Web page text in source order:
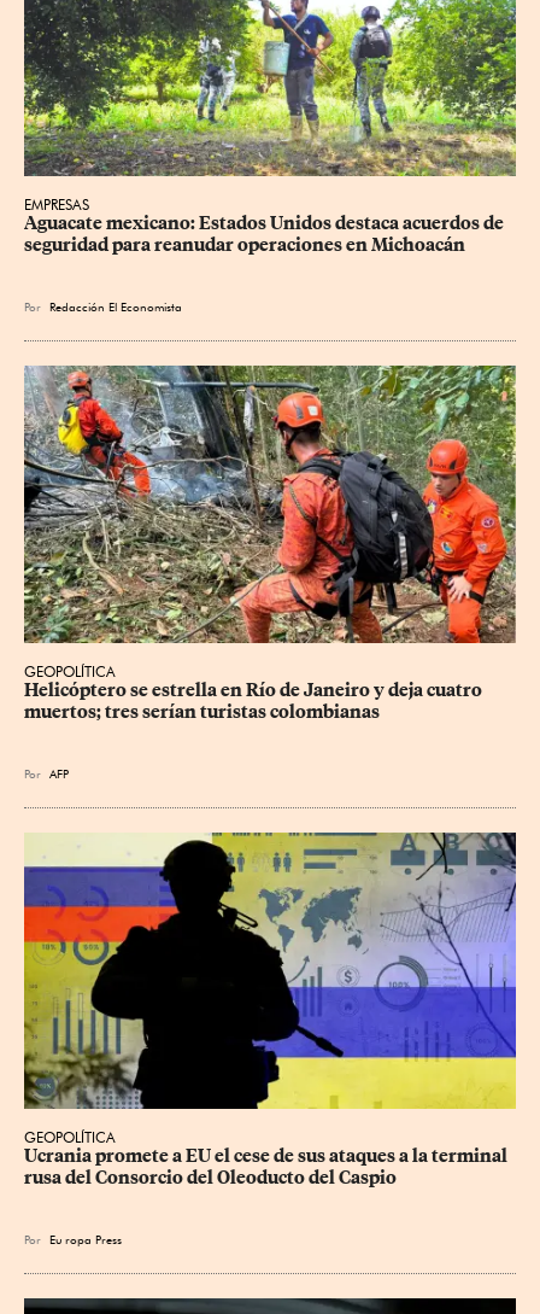
EMPRESAS
Aguacate mexicano: Estados Unidos destaca acuerdos de
seguridad para reanudar operaciones en Michoacán
Por Redacción El Economista
GEOPOLÍTICA
Helicóptero se estrella en Río de Janeiro y deja cuatro
muertos; tres serían turistas colombianas
Por AFP
GEOPOLÍTICA
Ucrania promete a EU el cese de sus ataques a la terminal
rusa del Consorcio del Oleoducto del Caspio
Por Eu ropa Press